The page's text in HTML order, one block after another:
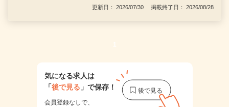
更新日： 2026/07/30 掲載終了日： 2026/08/28
1
気になる求人は
「後で見る 」で保存！
会員登録なしで、